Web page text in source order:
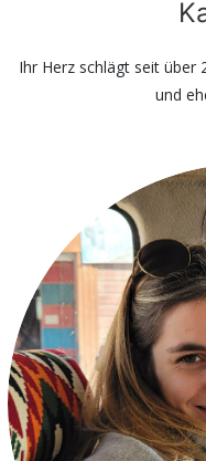
Ihr Herz schlägt seit über
und